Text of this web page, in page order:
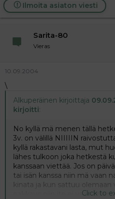
Ilmoita asiaton viesti
Sarita-80
Vieras
10.09.2004
\
Alkuperäinen kirjoittaja
kirjoitti:
No kyllä mä menen tällä
3v. on välillä NIIIIIN
kyllä rakastavani lasta, mut
lähes tulkoon joka hetkestä
kanssaan viettää. Jos on
tai isän kanssa niin mä vaan
kinata ja kun sattuu olemaan
pakkaus niin ite ei vaanClick to